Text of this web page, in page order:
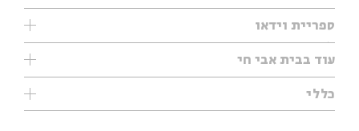
עיון
אנגלית
נוער
ספריית וידאו
ילדים
מוזיקה
עיון
מיוחדים
עוד בבית אבי חי
תערוכות
מיוחדים
כללי